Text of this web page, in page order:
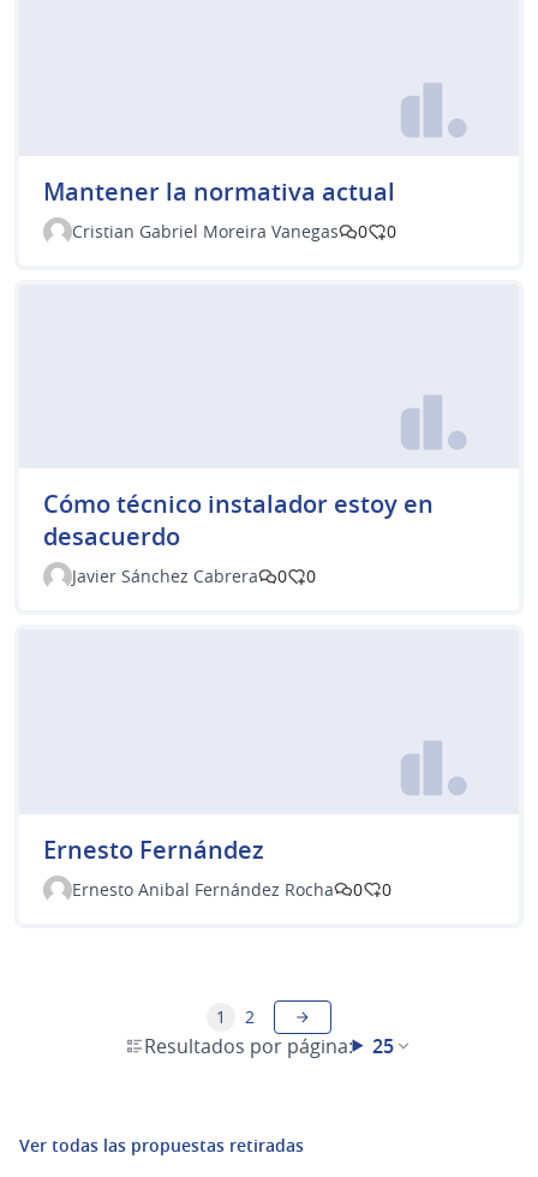
Mantener la normativa actual
Cristian Gabriel Moreira Vanegas 0 0
Cómo técnico instalador estoy en
desacuerdo
Javier Sánchez Cabrera 0 0
Ernesto Fernández
Ernesto Anibal Fernández Rocha 0 0
Resultados por página: 25
1 2
Ver todas las propuestas retiradas